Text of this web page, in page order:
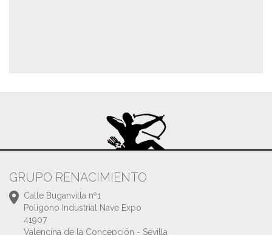
GRUPO RENACIMIENTO
Calle Buganvilla nº1
Polígono Industrial Nave Expo
41907
Valencina de la Concepción - Sevilla